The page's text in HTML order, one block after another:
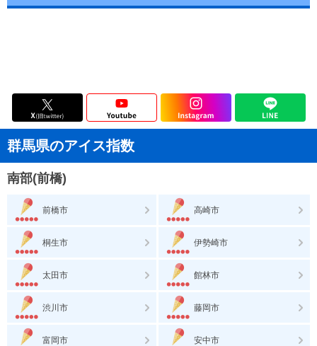
群馬県のアイス指数
南部(前橋)
前橋市 高崎市
桐生市 伊勢崎市
太田市 館林市
渋川市 藤岡市
富岡市 安中市